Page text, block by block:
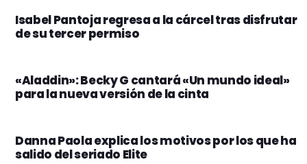
Isabel Pantoja regresa a la cárcel tras disfrutar
de su tercer permiso
«Aladdin»: Becky G cantará «Un mundo ideal»
para la nueva versión de la cinta
Danna Paola explica los motivos por los que ha
salido del seriado Elite